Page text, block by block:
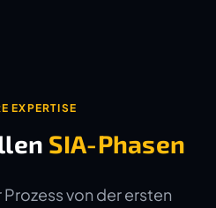
EXPERTISE
SIA-Phasen
von der ersten